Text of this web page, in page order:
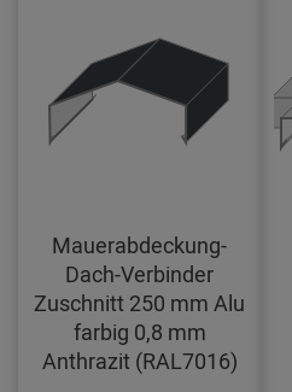
Mauerabdeckung-
Dach-Verbinder
Zuschnitt 250 mm Alu
farbig 0,8 mm
Anthrazit (RAL7016)